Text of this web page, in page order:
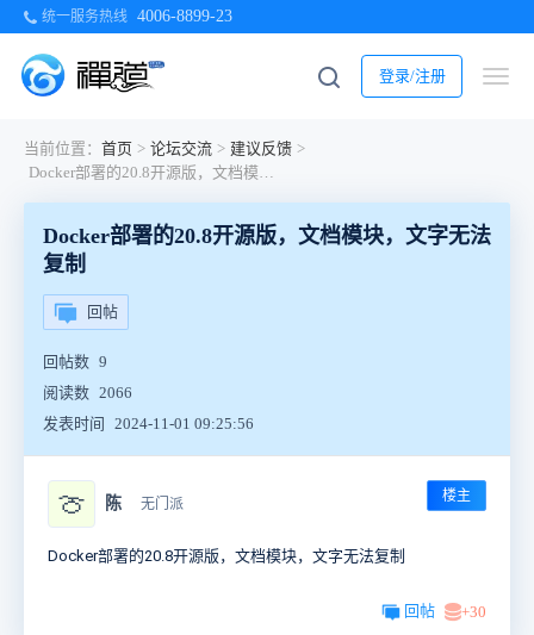
统一服务热线 4006-8899-23
登录/注册
当前位置： 首页 > 论坛交流 > 建议反馈 >
Docker部署的20.8开源版，文档模块，文字无法复制
Docker部署的20.8开源版，文档模块，文字无法
复制
回帖
回帖数 9
阅读数 2066
发表时间
2024-11-01 09:25:56
🍈 陈 无门派 楼主
Docker部署的20.8开源版，文档模块，文字无法复制
回帖 +30